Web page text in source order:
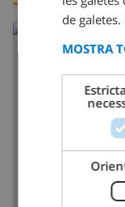
MOSTRAR
de galetes.
MOSTRA